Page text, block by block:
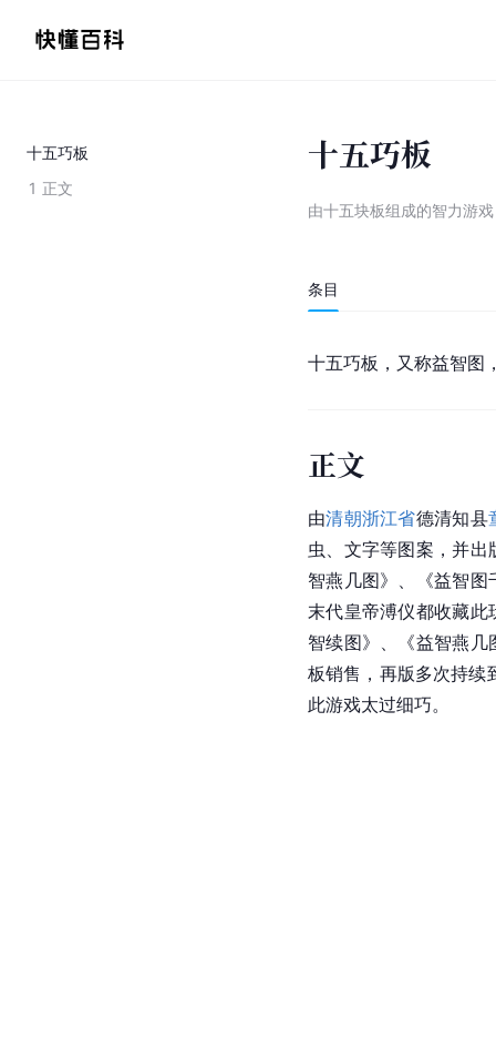
十五巧板
1 正文
十五巧板
由十五块板组成的智力游戏
条目
十五巧板，又称益智图
正文
由清朝浙江省德清知县
虫、文字等图案，并
智燕几图》、《益智
末代皇帝溥仪都收藏
智续图》、《益智燕
板销售，再版多次持续
此游戏太过细巧。